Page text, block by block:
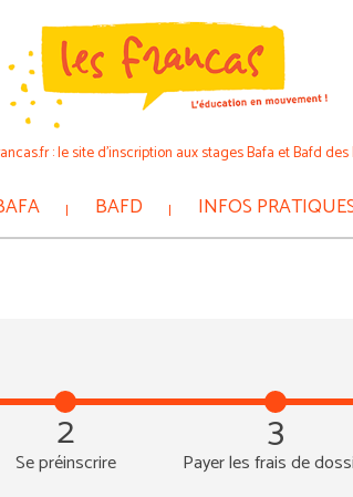
: le site d’inscription aux stages Bafa et Bafd des
BAFD INFOS
2
Se préinscrire
3
Payer les frais de